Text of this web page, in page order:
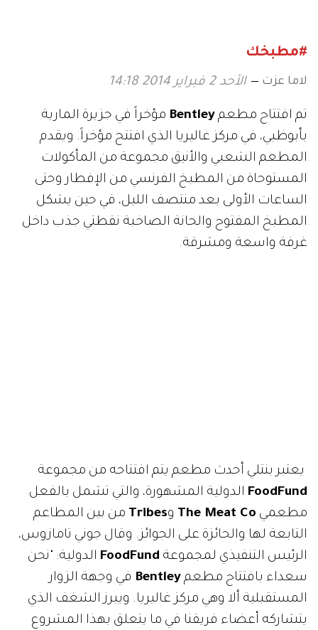
#مطبخك
لاما عزت الأحد 2 فبراير 2014 14:18
تم افتتاح مطعم Bentley مؤخراً في جزيرة المارية
بأبوظبي، في مركز غاليريا الذي افتتح مؤخراً. ويقدم
المطعم الشعبي والأنيق مجموعة من المأكولات
المستوحاة من المطبخ الفرنسي من الإفطار وحتى
الساعات الأولى بعد منتصف الليل، في حين يشكل
المطبخ المفتوح والحانة الصاخبة نقطتي جذب داخل
غرفة واسعة ومشرقة.
يعتبر بنتلي أحدث مطعم يتم افتتاحه من مجموعة
FoodFund الدولية المشهورة، والتي تشمل بالفعل
مطعمي The Meat Co وTribes من بين المطاعم
التابعة لها والحائزة على الجوائز. وقال جوني تامازوس،
الرئيس التنفيذي لمجموعة FoodFund الدولية: "نحن
سعداء بافتتاح مطعم Bentley في وجهة الزوار
المستقبلية ألا وهي مركز غاليريا. ويبرز الشغف الذي
يتشاركه أعضاء فريقنا في ما يتعلق بهذا المشروع